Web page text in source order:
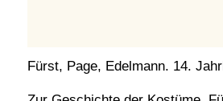
Fürst, Page, Edelmann. 14.